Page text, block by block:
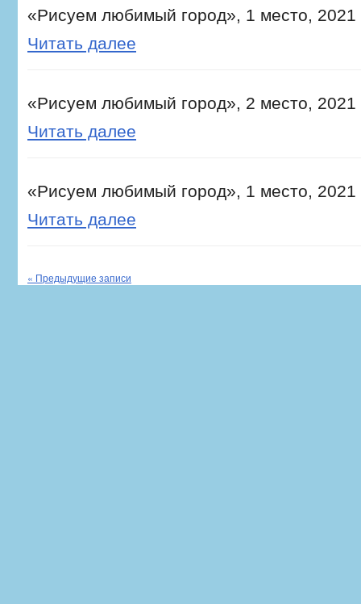
«Рисуем любимый город», 1 место, 2021
Читать далее
«Рисуем любимый город», 2 место, 2021
Читать далее
«Рисуем любимый город», 1 место, 2021
Читать далее
« Предыдущие записи